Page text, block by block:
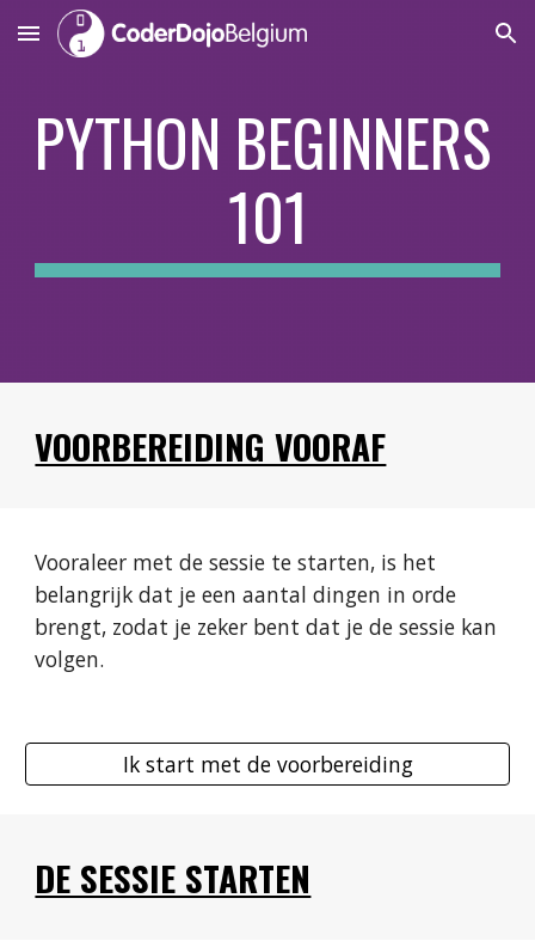
Skip to main content Skip to navigation
PYTHON BEGINNERS
101
VOORBEREIDING VOORAF
Vooraleer met de sessie te starten, is het
belangrijk dat je een aantal dingen in orde
brengt, zodat je zeker bent dat je de sessie kan
volgen.
Ik start met de voorbereiding
DE SESSIE STARTEN